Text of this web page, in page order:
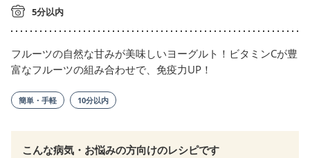
5分以内
フルーツの自然な甘みが美味しいヨーグルト！ビタミンCが豊
富なフルーツの組み合わせで、免疫力UP！
簡単・手軽 10分以内
こんな病気・お悩みの方向けのレシピです